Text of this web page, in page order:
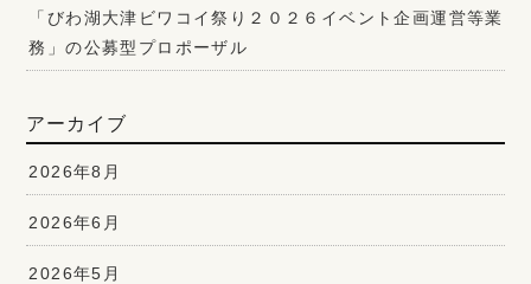
「びわ湖大津ビワコイ祭り２０２６イベント企画運営等業
務」の公募型プロポーザル
アーカイブ
2026年8月
2026年6月
2026年5月